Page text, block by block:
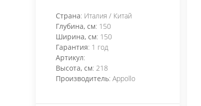
Страна: Италия / Китай
Глубина, см: 150
Ширина, см: 150
Гарантия: 1 год
Артикул:
Высота, см: 218
Производитель: Appollo